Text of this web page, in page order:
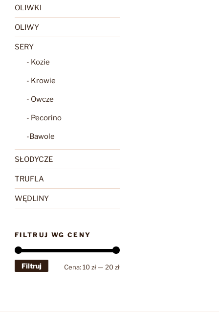
OLIWKI
OLIWY
SERY
- Kozie
- Krowie
- Owcze
- Pecorino
-Bawole
SŁODYCZE
TRUFLA
WĘDLINY
FILTRUJ WG CENY
Cena
Cena
Filtruj Cena: 10 zł— 20 zł